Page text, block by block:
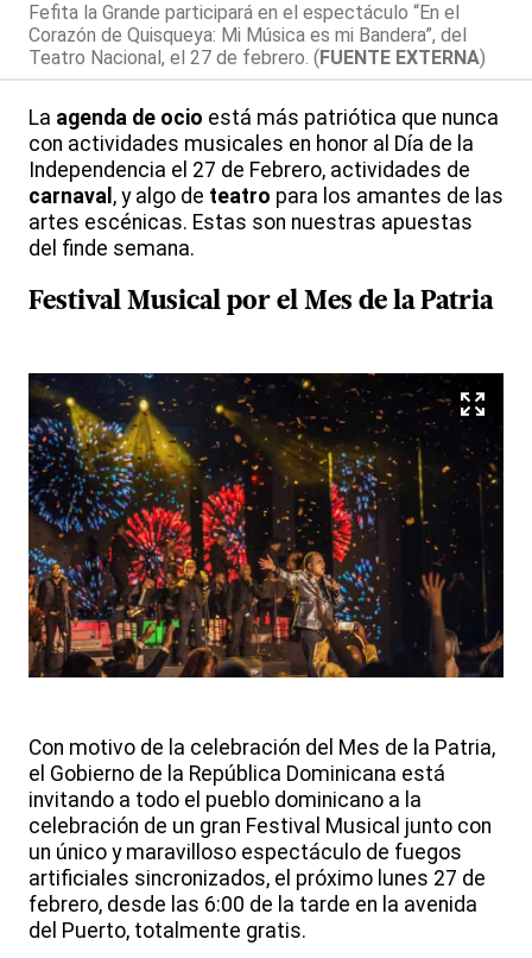
Fefita la Grande participará en el espectáculo “En el
Corazón de Quisqueya: Mi Música es mi Bandera”, del
Teatro Nacional, el 27 de febrero. (FUENTE EXTERNA)
La agenda de ocio está más patriótica que nunca
con actividades musicales en honor al Día de la
Independencia el 27 de Febrero, actividades de
carnaval , y algo de teatro para los amantes de las
artes escénicas. Estas son nuestras apuestas
del finde semana.
Festival Musical por el Mes de la Patria
Con motivo de la celebración del Mes de la Patria,
el Gobierno de la República Dominicana está
invitando a todo el pueblo dominicano a la
celebración de un gran Festival Musical junto con
un único y maravilloso espectáculo de fuegos
artificiales sincronizados, el próximo lunes 27 de
febrero, desde las 6:00 de la tarde en la avenida
del Puerto, totalmente gratis.